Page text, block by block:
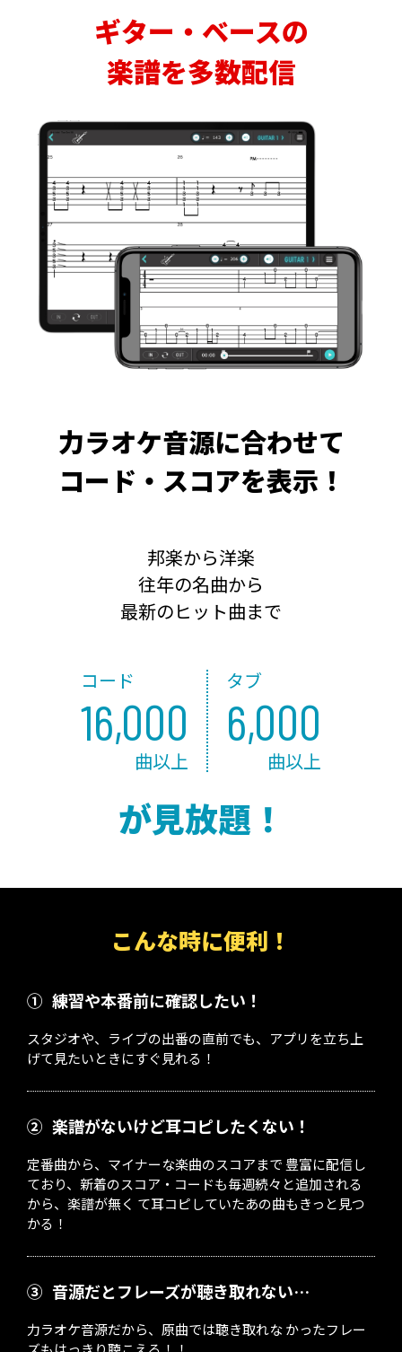
ギター・ベースの
楽譜を多数配信
力ラオケ音源に合わせて
コード・スコアを表示！
邦楽から洋楽
往年の名曲から
最新のヒット曲まで
コード
16,000
曲以上
タブ
6,000
曲以上
が見放題！
こんな時に便利！
① 練習や本番前に確認したい！
スタジオや、ライブの出番の直前でも、アプリを立ち上
げて見たいときにすぐ見れる！
② 楽譜がないけど耳コピしたくない！
定番曲から、マイナーな楽曲のスコアまで 豊富に配信し
ており、新着のスコア・コードも毎週続々と追加される
から、楽譜が無く て耳コピしていたあの曲もきっと見つ
かる！
③ 音源だとフレーズが聴き取れない…
力ラオケ音源だから、原曲では聴き取れな かったフレー